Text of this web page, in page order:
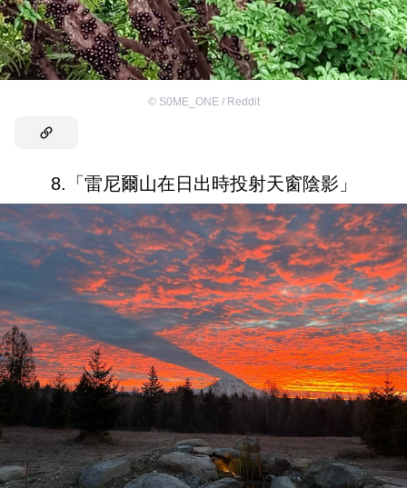
© S0ME_ONE / Reddit
8.「雷尼爾山在日出時投射天窗陰影」